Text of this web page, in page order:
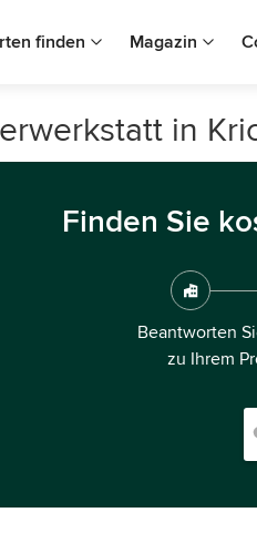
finden Magazin
in
Finden Sie
Beantworten
zu Ihrem